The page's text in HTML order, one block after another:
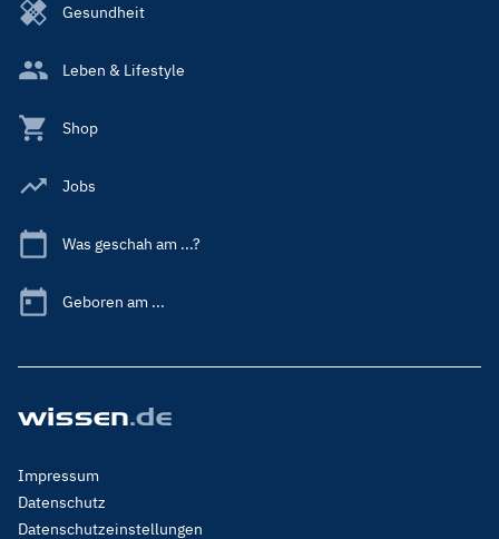
Gesundheit
Leben & Lifestyle
Shop
Jobs
Was geschah am ...?
Geboren am ...
Footer
Menu
Legal
Impressum
Datenschutz
Datenschutzeinstellungen